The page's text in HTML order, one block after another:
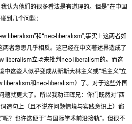
认为他们的很多看法是有道理的。但是“在中国
到几个问题：
liberalism”和“neo-liberalism”,事实上这两者如
两者意思几乎相反。这已经在中文著述界造成了
liberalism立场来批判neo-liberalism的。而这
中这些人似乎变成从新斯大林主义或“毛主义”立
liberalism和neo-liberalism）了。对于这些外国
题就更大了。所以我劝汪晖兄：你们既然对“西
造句上（且不说在问题情境与实践意识上）都
呢？也许这便于“与国际学术前沿接轨”，但很不